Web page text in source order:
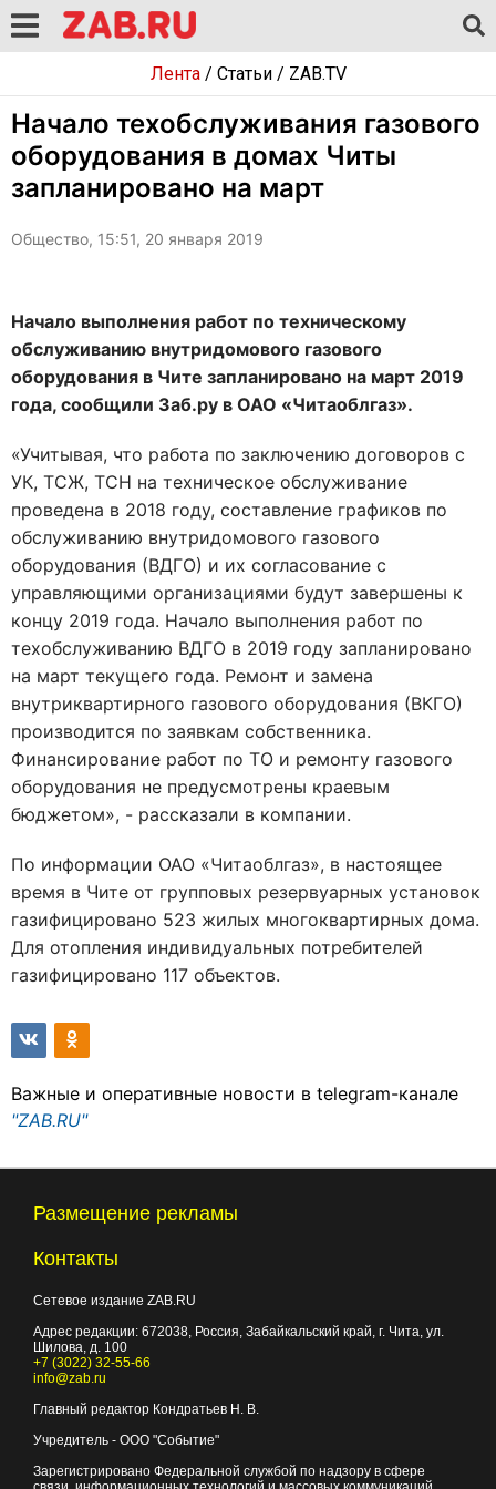
Лента/ Статьи/ ZAB.TV
Начало техобслуживания газового
оборудования в домах Читы
запланировано на март
Общество, 15:51, 20 января 2019
Начало выполнения работ по техническому
обслуживанию внутридомового газового
оборудования в Чите запланировано на март 2019
года, сообщили Заб.ру в ОАО «Читаоблгаз».
«Учитывая, что работа по заключению договоров с
УК, ТСЖ, ТСН на техническое обслуживание
проведена в 2018 году, составление графиков по
обслуживанию внутридомового газового
оборудования (ВДГО) и их согласование с
управляющими организациями будут завершены к
концу 2019 года. Начало выполнения работ по
техобслуживанию ВДГО в 2019 году запланировано
на март текущего года. Ремонт и замена
внутриквартирного газового оборудования (ВКГО)
производится по заявкам собственника.
Финансирование работ по ТО и ремонту газового
оборудования не предусмотрены краевым
бюджетом», - рассказали в компании.
По информации ОАО «Читаоблгаз», в настоящее
время в Чите от групповых резервуарных установок
газифицировано 523 жилых многоквартирных дома.
Для отопления индивидуальных потребителей
газифицировано 117 объектов.
Важные и оперативные новости в telegram-канале
"ZAB.RU"
Размещение рекламы
Контакты
Сетевое издание ZAB.RU
Адрес редакции: 672038, Россия, Забайкальский край, г. Чита, ул.
Шилова, д. 100
+7 (3022) 32-55-66
info@zab.ru
Главный редактор Кондратьев Н. В.
Учредитель - ООО "Событие"
Зарегистрировано Федеральной службой по надзору в сфере